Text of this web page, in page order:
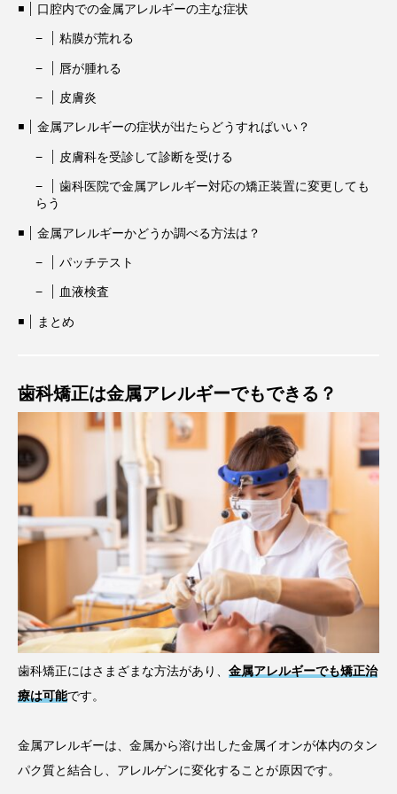
口腔内での金属アレルギーの主な症状
粘膜が荒れる
唇が腫れる
皮膚炎
金属アレルギーの症状が出たらどうすればいい？
皮膚科を受診して診断を受ける
歯科医院で金属アレルギー対応の矯正装置に変更しても
らう
金属アレルギーかどうか調べる方法は？
パッチテスト
血液検査
まとめ
歯科矯正は金属アレルギーでもできる？
歯科矯正にはさまざまな方法があり、 金属アレルギーでも矯正治
療は可能です。
金属アレルギーは、金属から溶け出した金属イオンが体内のタン
パク質と結合し、アレルゲンに変化することが原因です。